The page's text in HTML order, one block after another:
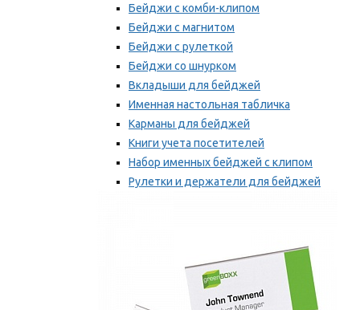
Бейджи с комби-клипом
Бейджи с магнитом
Бейджи с рулеткой
Бейджи со шнурком
Вкладыши для бейджей
Именная настольная табличка
Карманы для бейджей
Книги учета посетителей
Набор именных бейджей с клипом
Рулетки и держатели для бейджей